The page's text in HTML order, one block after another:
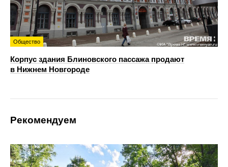
Общество
Корпус здания Блиновского пассажа продают
в Нижнем Новгороде
Рекомендуем